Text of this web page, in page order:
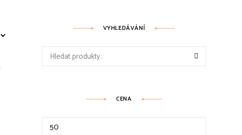
VYHLEDÁVÁNÍ
Hledat:
CENA
Minimální